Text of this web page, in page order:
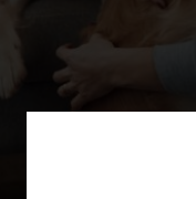
Blog